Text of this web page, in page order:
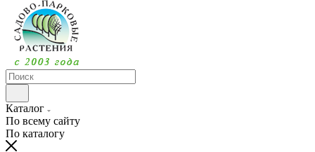
Каталог
По всему сайту
По каталогу